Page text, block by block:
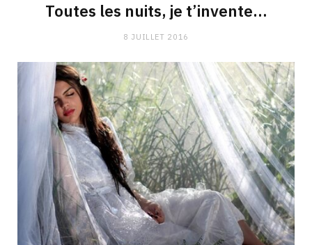
Toutes les nuits, je t’invente…
8 JUILLET 2016